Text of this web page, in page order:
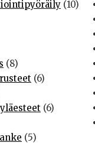
(10)
(8)
(6)
(6)
(5)